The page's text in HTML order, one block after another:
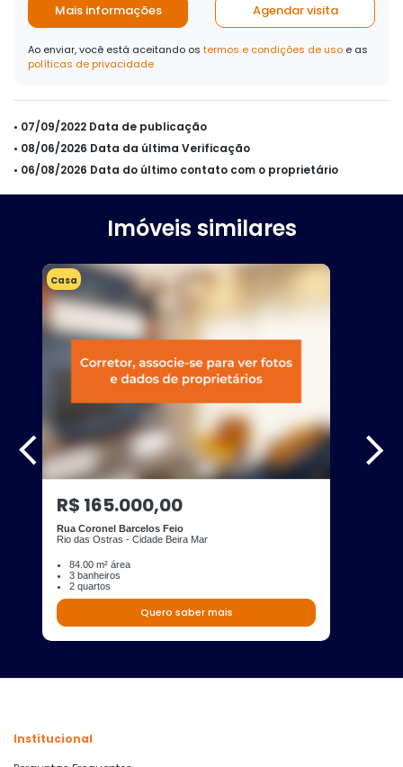
Mais informações Agendar visita
Ao enviar, você está aceitando os termos e condições de uso e as
políticas de privacidade
• 07/09/2022 Data de publicação
• 08/06/2026 Data da última Verificação
• 06/08/2026 Data do último contato com o proprietário
Imóveis similares
Casa
R$ 165.000,00
Rua Coronel Barcelos Feio
Rio das Ostras - Cidade Beira Mar
84.00 m² área
3 banheiros
2 quartos
Quero saber mais
Institucional